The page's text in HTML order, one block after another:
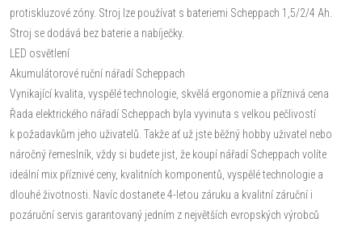
protiskluzové zóny. Stroj lze používat s bateriemi Scheppach 1,5/2/4 Ah.
Stroj se dodává bez baterie a nabíječky.
LED osvětlení
Akumulátorové ruční nářadí Scheppach
Vynikající kvalita, vyspělé technologie, skvělá ergonomie a příznivá cena
Řada elektrického nářadí Scheppach byla vyvinuta s velkou pečlivostí
k požadavkům jeho uživatelů. Takže ať už jste běžný hobby uživatel nebo
náročný řemeslník, vždy si budete jist, že koupí nářadí Scheppach volíte
ideální mix příznivé ceny, kvalitních komponentů, vyspělé technologie a
dlouhé životnosti. Navíc dostanete 4-letou záruku a kvalitní záruční i
pozáruční servis garantovaný jedním z největších evropských výrobců